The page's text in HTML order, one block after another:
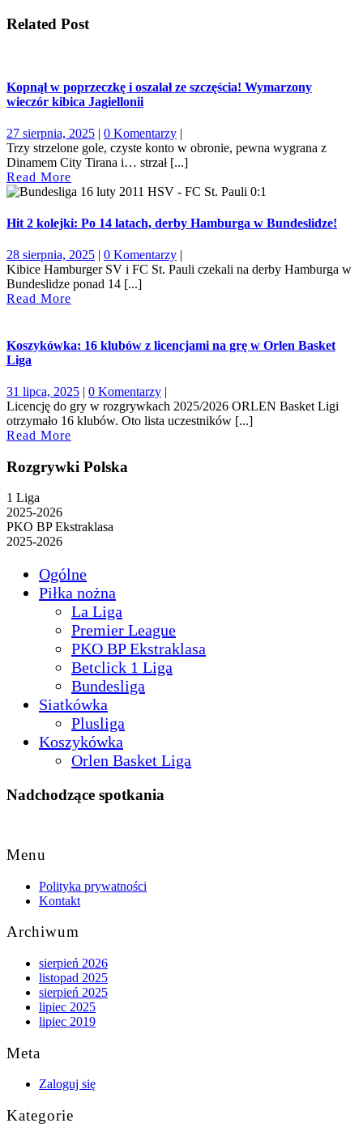
Related Post
Kopnął w poprzeczkę i oszalał ze szczęścia! Wymarzony
wieczór kibica Jagiellonii
27 sierpnia, 202527
sierpnia,
2025
| 0 Komentarzy |
Trzy strzelone gole, czyste konto w obronie, pewna wygrana z
Dinamem City Tirana i… strzał [...]
Read More
More
Hit 2 kolejki: Po 14 latach, derby Hamburga w Bundeslidze!
28 sierpnia, 202528
sierpnia,
2025
| 0 Komentarzy |
Kibice Hamburger SV i FC St. Pauli czekali na derby Hamburga w
Bundeslidze ponad 14 [...]
Read More
Koszykówka: 16 klubów z licencjami na grę w Orlen Basket
Liga
31 lipca, 202531
lipca,
2025
| 0 Komentarzy |
Licencję do gry w rozgrywkach 2025/2026 ORLEN Basket Ligi
otrzymało 16 klubów. Oto lista uczestników [...]
Read More
Rozgrywki Polska
1 Liga
2025-2026
PKO BP Ekstraklasa
2025-2026
Ogólne
Piłka nożna
La Liga
Premier League
PKO BP Ekstraklasa
Betclick 1 Liga
Bundesliga
Siatkówka
Plusliga
Koszykówka
Orlen Basket Liga
Nadchodzące spotkania
to
Top
Menu
Polityka prywatności
Kontakt
Archiwum
sierpień 2026
listopad 2025
sierpień 2025
lipiec 2025
lipiec 2019
Meta
Zaloguj się
Kategorie